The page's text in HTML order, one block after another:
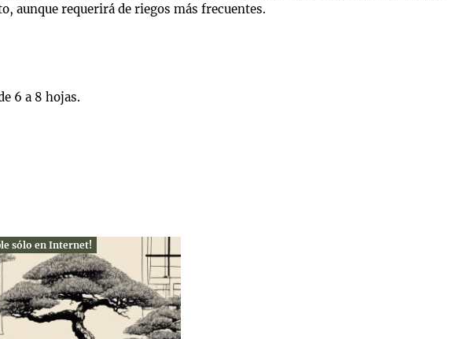
aunque requerirá de riegos más frecuentes.
6 a 8 hojas.
sólo en Internet!